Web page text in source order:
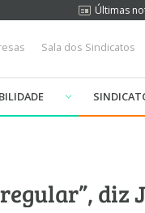
Últimas
Sala dos Sindicatos
diz